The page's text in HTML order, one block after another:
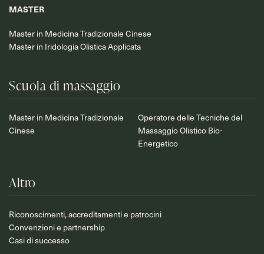
MASTER
Master in Medicina Tradizionale Cinese
Master in Iridologia Olistica Applicata
Scuola di massaggio
Master in Medicina Tradizionale
Cinese
Operatore delle Tecniche del
Massaggio Olistico Bio-
Energetico
Altro
Riconoscimenti, accreditamenti e patrocini
Convenzioni e partnership
Casi di successo